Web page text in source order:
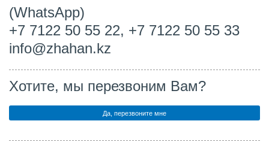
(WhatsApp)
+7 7122 50 55 22, +7 7122 50 55 33
info@zhahan.kz
Хотите, мы перезвоним Вам?